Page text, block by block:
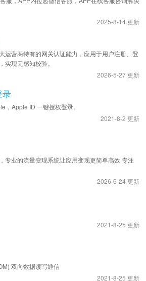
2025-8-14 更新
运营商特有的网关认证能力，应用于用户注册、登
实现无感知校验。
2026-5-27 更新
录
，Apple ID 一键授权登录。
2021-8-2 更新
专业的流量变现系统让应用变现更简单高效 专注
2026-6-24 更新
2021-8-25 更新
双向数据读写通信
2021-8-25 更新